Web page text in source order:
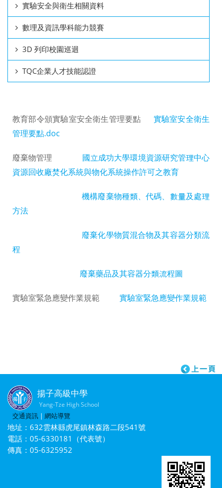
實驗安全與衛生相關資料
數理及資訊學科能力競賽
3D 列印校園巡迴
TQC企業人才技能認證
教育部令頒實驗室安全衛生管理要點 實驗室安全衛生
管理要點.doc
廢棄物管理 國立成功大學環境資源研究管理中心
資源回收廠焚化系統與物化系統操作許可之教育
機構廢棄物種類、代碼、數量及處理
方法
廢棄化學物質混合物及其容器分類流
程
廢棄藥品及其容器分類流程圖
實驗室緊急應變作業規範 實驗室緊急應變作業規範
揚子高級中學
Yang-Tze High School
交通資訊 | 網站導覽
地址：632雲林縣虎尾鎮林森路二段541號
電話：05-6330181（代表號）
傳真：05-6325952